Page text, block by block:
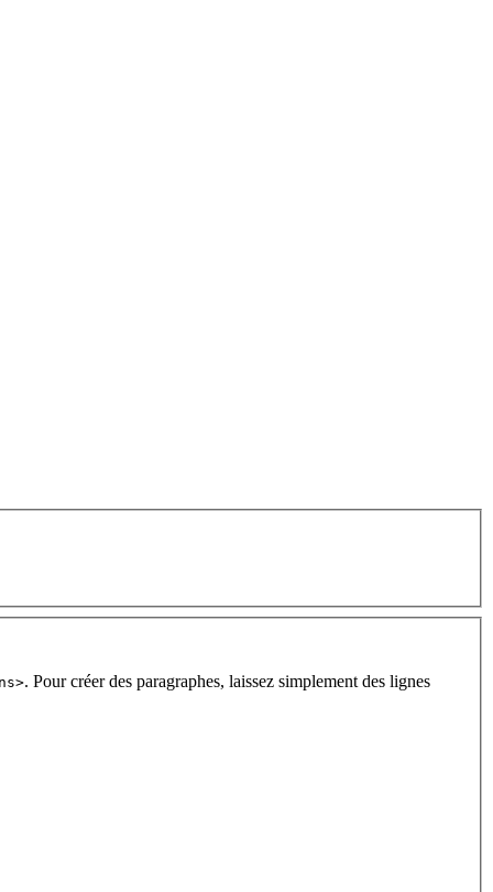
. Pour créer des paragraphes, laissez simplement des lignes